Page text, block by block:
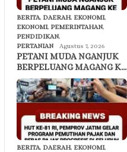
BERITA, DAERAH, EKONOMI,
EKONOMI, PEMERINTAHAN,
PENDIDIKAN,
PERTANIAN
Agustus 7, 2026
PETANI MUDA NGANJUK
BERPELUANG MAGANG K…
BERITA, DAERAH, EKONOMI,